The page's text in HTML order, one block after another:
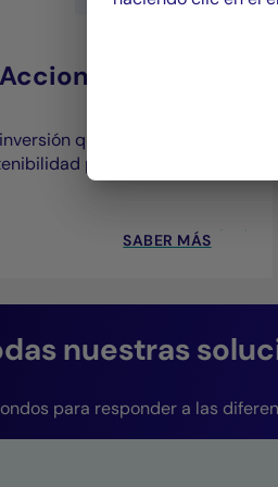
que combina
para crear valor a
SABER MÁS
nuestras
para responder a las